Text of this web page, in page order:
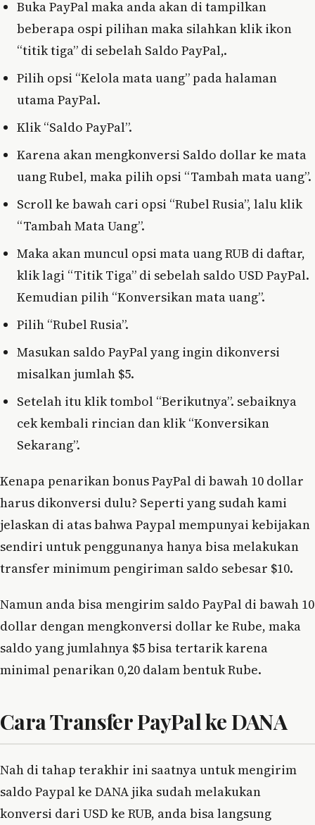
Buka PayPal maka anda akan di tampilkan
beberapa ospi pilihan maka silahkan klik ikon
“titik tiga” di sebelah Saldo PayPal,.
Pilih opsi “Kelola mata uang” pada halaman
utama PayPal.
Klik “Saldo PayPal”.
Karena akan mengkonversi Saldo dollar ke mata
uang Rubel, maka pilih opsi “Tambah mata uang”.
Scroll ke bawah cari opsi “Rubel Rusia”, lalu klik
“Tambah Mata Uang”.
Maka akan muncul opsi mata uang RUB di daftar,
klik lagi “Titik Tiga” di sebelah saldo USD PayPal.
Kemudian pilih “Konversikan mata uang”.
Pilih “Rubel Rusia”.
Masukan saldo PayPal yang ingin dikonversi
misalkan jumlah $5.
Setelah itu klik tombol “Berikutnya”. sebaiknya
cek kembali rincian dan klik “Konversikan
Sekarang”.
Kenapa penarikan bonus PayPal di bawah 10 dollar
harus dikonversi dulu? Seperti yang sudah kami
jelaskan di atas bahwa Paypal mempunyai kebijakan
sendiri untuk penggunanya hanya bisa melakukan
transfer minimum pengiriman saldo sebesar $10.
Namun anda bisa mengirim saldo PayPal di bawah 10
dollar dengan mengkonversi dollar ke Rube, maka
saldo yang jumlahnya $5 bisa tertarik karena
minimal penarikan 0,20 dalam bentuk Rube.
Cara Transfer PayPal ke DANA
Nah di tahap terakhir ini saatnya untuk mengirim
saldo Paypal ke DANA jika sudah melakukan
konversi dari USD ke RUB, anda bisa langsung